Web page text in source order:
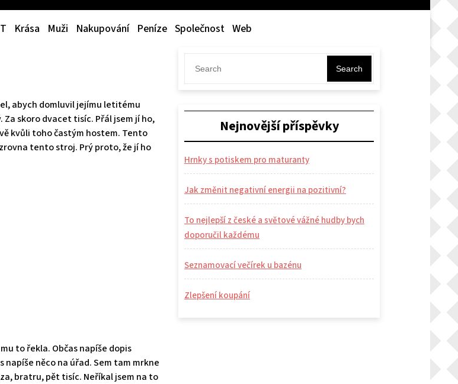
Krása Muži Nakupování Peníze Společnost Web
abych domluvil jejímu letitému
skoro dvacet tisíc. Přál jsem jí ho,
kvůli toho častým hostem. Tento
tento stroj. Prý proto, že jí ho
to řekla. Občas napíše dopis
něco na úřad. Sem tam mrkne
bratru, pět tisíc. Neříkal jsem na to
Search
Nejnovější příspěvky
Hrnky s potiskem pro maturanty
Jak změnit negativní energii na pozitivní?
To nejlepší z české a světové vážné hudby bych
doporučil každému
Seznamovací večírek u bazénu
Zlepšení koupání